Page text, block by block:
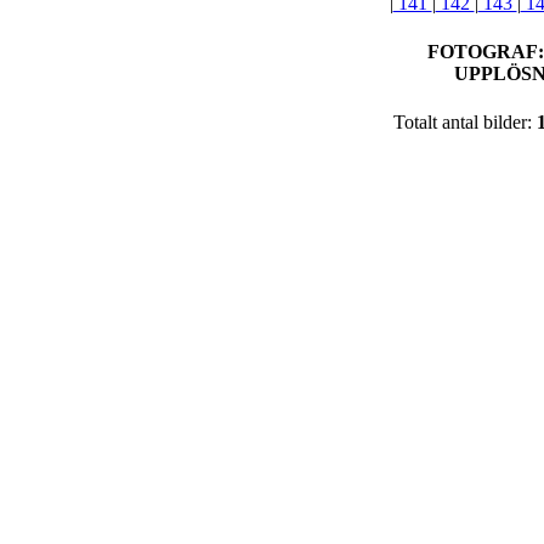
FOTOGRAF:
Totalt antal bilder: